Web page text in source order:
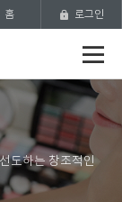
메
홈 로그인